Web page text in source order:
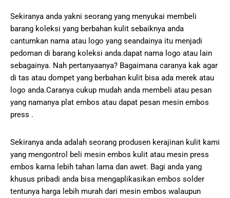
Sekiranya anda yakni seorang yang menyukai membeli
barang koleksi yang berbahan kulit sebaiknya anda
cantumkan nama atau logo yang seandainya itu menjadi
pedoman di barang koleksi anda.dapat nama logo atau lain
sebagainya. Nah pertanyaanya? Bagaimana caranya kak agar
di tas atau dompet yang berbahan kulit bisa ada merek atau
logo anda.Caranya cukup mudah anda membeli atau pesan
yang namanya plat embos atau dapat pesan mesin embos
press .
Sekiranya anda adalah seorang produsen kerajinan kulit kami
yang mengontrol beli mesin embos kulit atau mesin press
embos karna lebih tahan lama dan awet. Bagi anda yang
khusus pribadi anda bisa mengaplikasikan embos solder
tentunya harga lebih murah dari mesin embos walaupun